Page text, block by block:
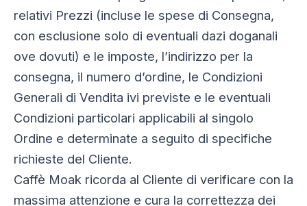
relativi Prezzi (incluse le spese di Consegna,
con esclusione solo di eventuali dazi doganali
ove dovuti) e le imposte, l’indirizzo per la
consegna, il numero d’ordine, le Condizioni
Generali di Vendita ivi previste e le eventuali
Condizioni particolari applicabili al singolo
Ordine e determinate a seguito di specifiche
richieste del Cliente.
Caffè Moak ricorda al Cliente di verificare con la
massima attenzione e cura la correttezza dei